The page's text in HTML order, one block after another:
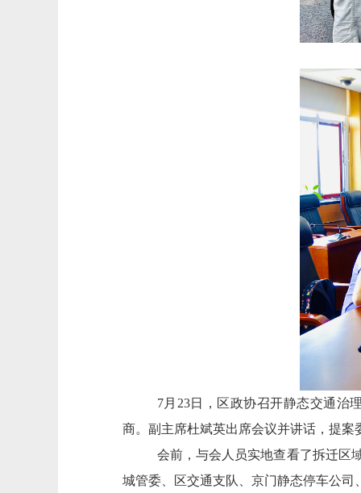
7月 23日 ， 区政协召开静态交通治
商。副主席杜斌英出席会议并讲话，提案
会前，与会人员实地查看了拆迁区
城管委、区交通支队、京门静态停车公